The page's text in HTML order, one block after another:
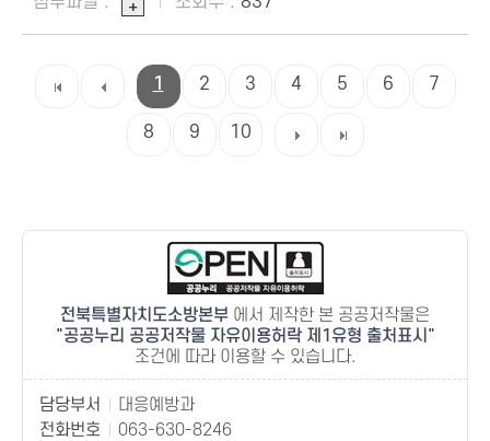
1 2 3 4 5 6 7
8 9 10
전북특별자치도소방본부 에서 제작한 본 공공저작물은
공공누리 공공저작물 자유이용허락 제1유형 출처표시
조건에 따라 이용할 수 있습니다.
담당부서
대응예방과
전화번호
063-630-8246